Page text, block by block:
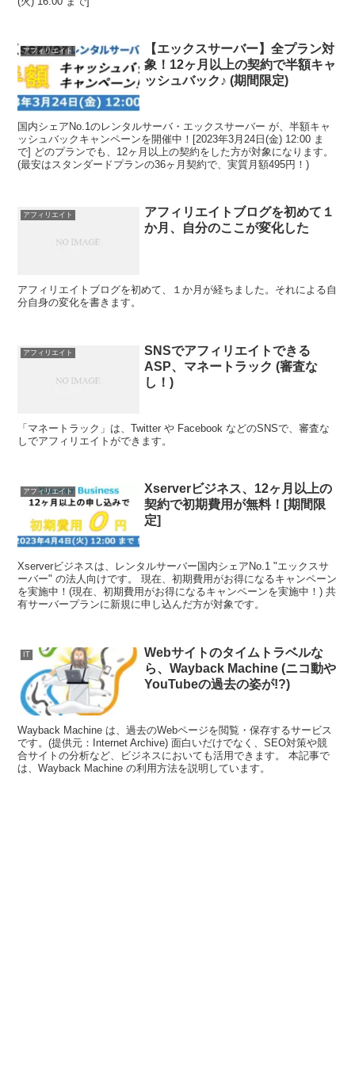
アフィリエイト
【エックスサーバー】全プラン対
象！12ヶ月以上の契約で半額キャ
ッシュバック♪ (期間限定)
国内シェアNo.1のレンタルサーバ・エックスサーバー が、半額キャ
ッシュバックキャンペーンを開催中！[2023年3月24日(金) 12:00 ま
で] どのプランでも、12ヶ月以上の契約をした方が対象になります。
(最安はスタンダードプランの36ヶ月契約で、実質月額495円！)
アフィリエイト
アフィリエイトブログを初めて１
か月、自分のここが変化した
アフィリエイトブログを初めて、１か月が経ちました。それによる自
分自身の変化を書きます。
アフィリエイト
SNSでアフィリエイトできる
ASP、マネートラック (審査な
し！)
「マネートラック」は、Twitter や Facebook などのSNSで、審査な
しでアフィリエイトができます。
アフィリエイト
Xserverビジネス、12ヶ月以上の
契約で初期費用が無料！[期間限
定]
Xserverビジネスは、レンタルサーバー国内シェアNo.1 "エックスサ
ーバー" の法人向けです。 現在、初期費用がお得になるキャンペーン
を実施中！(現在、初期費用がお得になるキャンペーンを実施中！) 共
有サーバープランに新規に申し込んだ方が対象です。
IT
Webサイトのタイムトラベルな
ら、Wayback Machine (ニコ動や
YouTubeの過去の姿が!?)
Wayback Machine は、過去のWebページを閲覧・保存するサービス
です。(提供元：Internet Archive) 面白いだけでなく、SEO対策や競
合サイトの分析など、ビジネスにおいても活用できます。 本記事で
は、Wayback Machine の利用方法を説明しています。